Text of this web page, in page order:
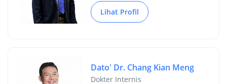
Lihat Profil
Dato' Dr. Chang Kian Meng
Dokter Internis